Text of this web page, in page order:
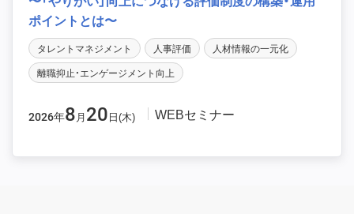
ポイントとは〜
タレントマネジメント 人事評価
人材情報の一元化
離職抑止・エンゲージメント向上
2026年8月 20日(木) WEBセミナー